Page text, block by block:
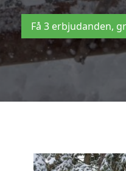
Få 3 erbjudanden,